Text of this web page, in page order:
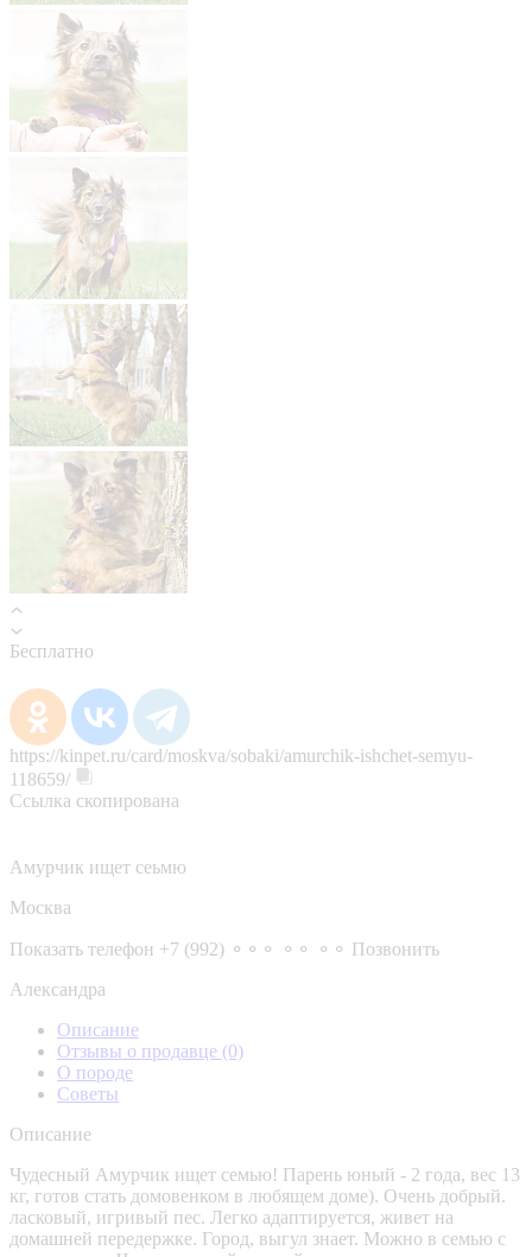
Бесплатно
https://kinpet.ru/card/moskva/sobaki/amurchik-ishchet-semyu-
118659/
Ссылка скопирована
Амурчик ищет сеьмю
Москва
Показать телефон +7 (992) ⚬⚬⚬ ⚬⚬ ⚬⚬ Позвонить
Александра
Описание
Отзывы о продавце (0)
О породе
Советы
Описание
Чудесный Амурчик ищет семью! Парень юный - 2 года, вес 13
кг, готов стать домовенком в любящем доме). Очень добрый.
ласковый, игривый пес. Легко адаптируется, живет на
домашней передержке. Город, выгул знает. Можно в семью с